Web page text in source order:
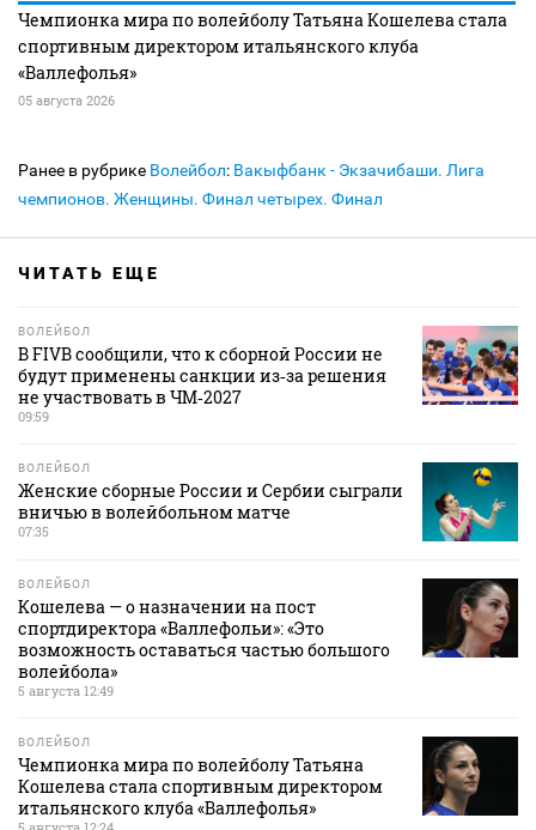
Чемпионка мира по волейболу Татьяна Кошелева стала
спортивным директором итальянского клуба
«Валлефолья»
05 августа 2026
Ранее в рубрике Волейбол: Вакыфбанк - Экзачибаши. Лига
чемпионов. Женщины. Финал четырех. Финал
ЧИТАТЬ ЕЩЕ
ВОЛЕЙБОЛ
В FIVB сообщили, что к сборной России не
будут применены санкции из‑за решения
не участвовать в ЧМ‑2027
09:59
ВОЛЕЙБОЛ
Женские сборные России и Сербии сыграли
вничью в волейбольном матче
07:35
ВОЛЕЙБОЛ
Кошелева — о назначении на пост
спортдиректора «Валлефольи»: «Это
возможность оставаться частью большого
волейбола»
5 августа 12:49
ВОЛЕЙБОЛ
Чемпионка мира по волейболу Татьяна
Кошелева стала спортивным директором
итальянского клуба «Валлефолья»